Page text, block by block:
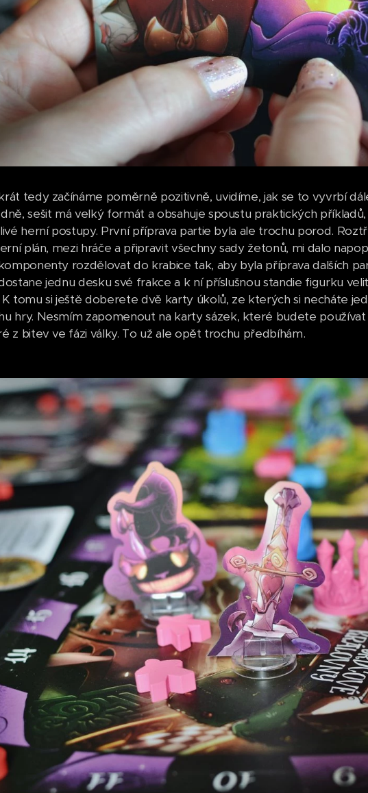
tedy začínáme poměrně pozitivně, uvidíme, jak se to vyvrbí
sešit má velký formát a obsahuje spoustu praktických
herní postupy. První příprava partie byla ale trochu porod.
plán, mezi hráče a připravit všechny sady žetonů, mi dalo
rozdělovat do krabice tak, aby byla příprava dalších
jednu desku své frakce a k ní příslušnou standie figurku
K tomu si ještě doberete dvě karty úkolů, ze kterých si necháte
hry. Nesmím zapomenout na karty sázek, které budete
z bitev ve fázi války. To už ale opět trochu předbíhám.